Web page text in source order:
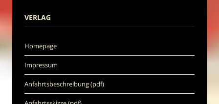
VERLAG
Homepage
Impressum
Anfahrtsbeschreibung (pdf)